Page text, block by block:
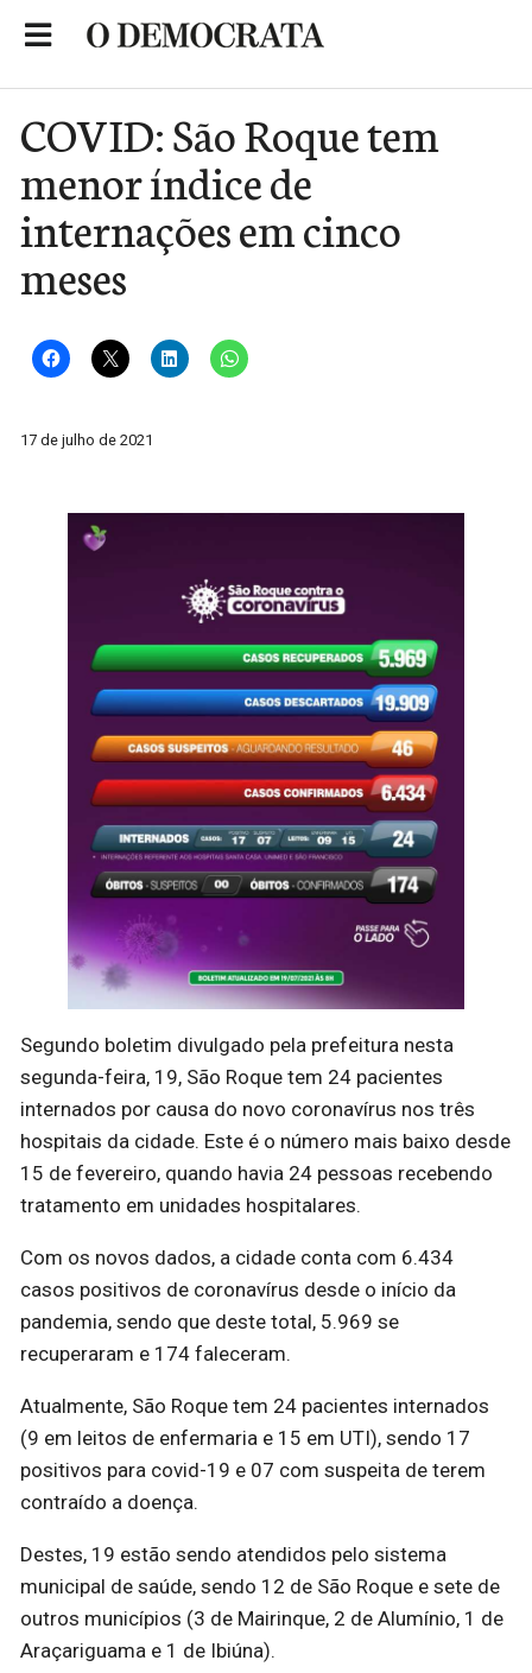
COVID: São Roque tem
menor índice de
internações em cinco
meses
17 de julho de 2021
Segundo boletim divulgado pela prefeitura nesta
segunda-feira, 19, São Roque tem 24 pacientes
internados por causa do novo coronavírus nos três
hospitais da cidade. Este é o número mais baixo desde
15 de fevereiro, quando havia 24 pessoas recebendo
tratamento em unidades hospitalares.
Com os novos dados, a cidade conta com 6.434
casos positivos de coronavírus desde o início da
pandemia, sendo que deste total, 5.969 se
recuperaram e 174 faleceram.
Atualmente, São Roque tem 24 pacientes internados
(9 em leitos de enfermaria e 15 em UTI), sendo 17
positivos para covid-19 e 07 com suspeita de terem
contraído a doença.
Destes, 19 estão sendo atendidos pelo sistema
municipal de saúde, sendo 12 de São Roque e sete de
outros municípios (3 de Mairinque, 2 de Alumínio, 1 de
Araçariguama e 1 de Ibiúna).